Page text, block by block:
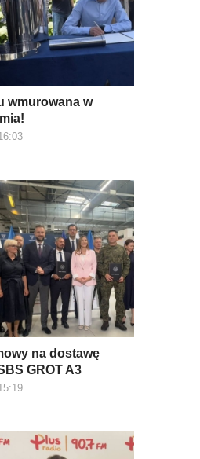
wmurowana w
na dostawę
GROT A3